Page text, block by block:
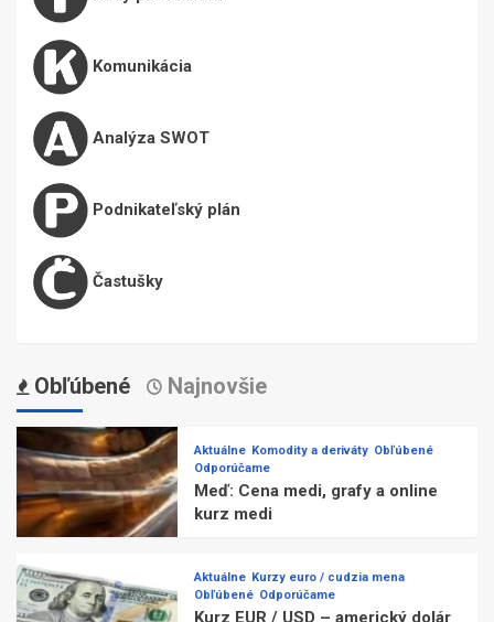
Komunikácia
Analýza SWOT
Podnikateľský plán
Častušky
Obľúbené Najnovšie
Aktuálne Komodity a deriváty Obľúbené
Odporúčame
Meď: Cena medi, grafy a online
kurz medi
Aktuálne Kurzy euro / cudzia mena
Obľúbené Odporúčame
Kurz EUR / USD – americký dolár